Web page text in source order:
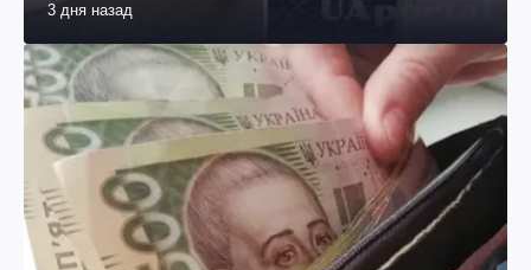
3 дня назад